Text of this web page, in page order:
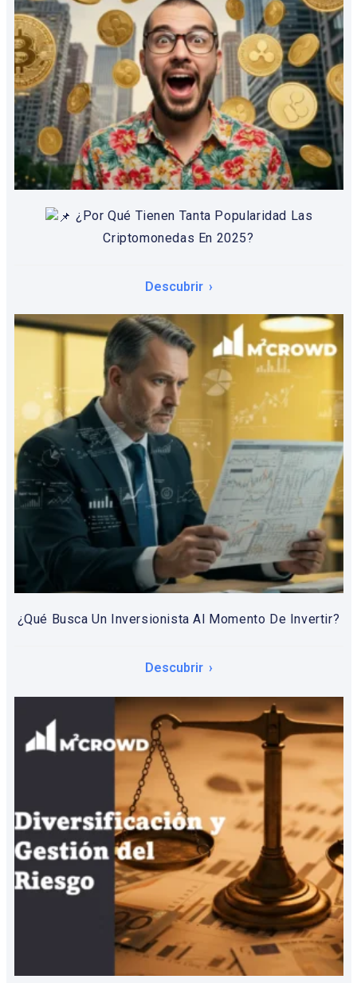
¿Por Qué Tienen Tanta Popularidad Las
Criptomonedas En 2025?
Descubrir
¿Qué Busca Un Inversionista Al Momento De Invertir?
Descubrir